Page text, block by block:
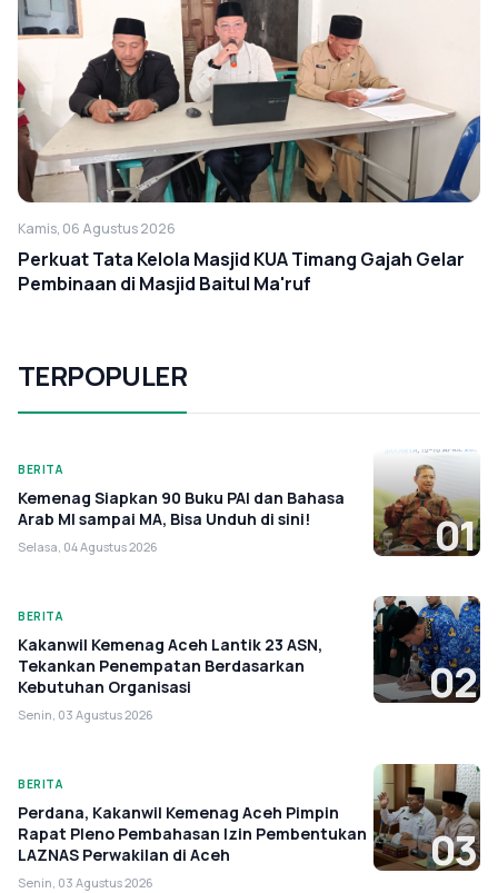
Kamis, 06 Agustus 2026
Perkuat Tata Kelola Masjid KUA Timang Gajah Gelar
Pembinaan di Masjid Baitul Ma'ruf
TERPOPULER
BERITA
Kemenag Siapkan 90 Buku PAI dan Bahasa
Arab MI sampai MA, Bisa Unduh di sini!
Selasa, 04 Agustus 2026 01
BERITA
Kakanwil Kemenag Aceh Lantik 23 ASN,
Tekankan Penempatan Berdasarkan
Kebutuhan Organisasi
Senin, 03 Agustus 2026
02
BERITA
Perdana, Kakanwil Kemenag Aceh Pimpin
Rapat Pleno Pembahasan Izin Pembentukan
LAZNAS Perwakilan di Aceh
Senin, 03 Agustus 2026
03